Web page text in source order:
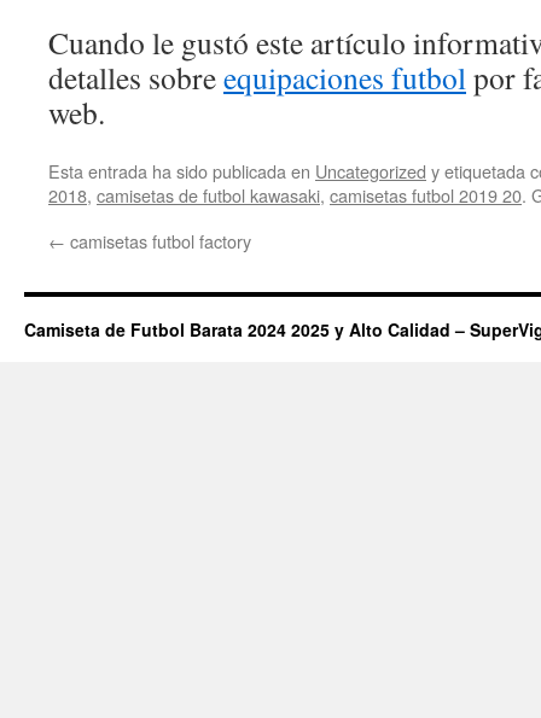
Cuando le gustó este artículo
detalles sobreequipaciones futbolpor
web.
Esta entrada ha sido publicada en Uncategorized y etiquetada
2018, camisetas de futbol kawasaki, camisetas futbol 2019 20.
← camisetas futbol factory
Camiseta de Futbol Barata 2024 2025 y Alto Calidad –